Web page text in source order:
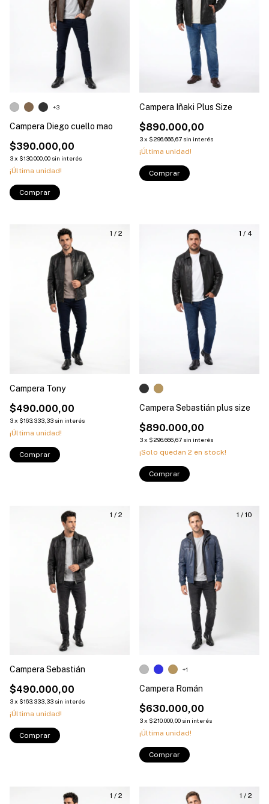
Campera Diego cuello mao
$390.000,00
3x $130.000,00 sin interés
¡Última unidad!
+3
Comprar
Campera Iñaki Plus Size
$890.000,00
3x $296.666,67 sin interés
¡Última unidad!
Comprar
1 / 2
Campera Tony
$490.000,00
3x $163.333,33 sin interés
¡Última unidad!
Comprar
1 / 4
Campera Sebastián plus size
$890.000,00
3x $296.666,67 sin interés
¡Solo quedan 2 en stock!
Comprar
1 / 2
Campera Sebastián
$490.000,00
3x $163.333,33 sin interés
¡Última unidad!
Comprar
1 / 10
Campera Román
$630.000,00
3x $210.000,00 sin interés
¡Última unidad!
+1
Comprar
1 / 2 1 / 2